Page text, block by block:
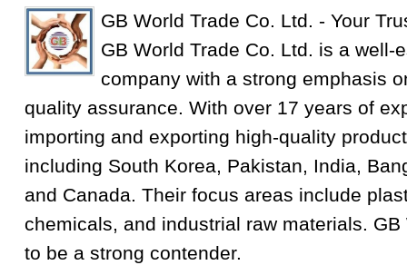
GB World Trade Co. Ltd. - Your
GB World Trade Co. Ltd. is a well-
company with a strong emphasis
quality assurance. With over 17 years of
importing and exporting high-quality
including South Korea, Pakistan, India,
and Canada. Their focus areas include
chemicals, and industrial raw materials.
to be a strong contender.